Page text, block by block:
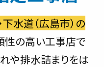
下水道（広島市）の
性の高い工事店で
れや排水詰まりをは